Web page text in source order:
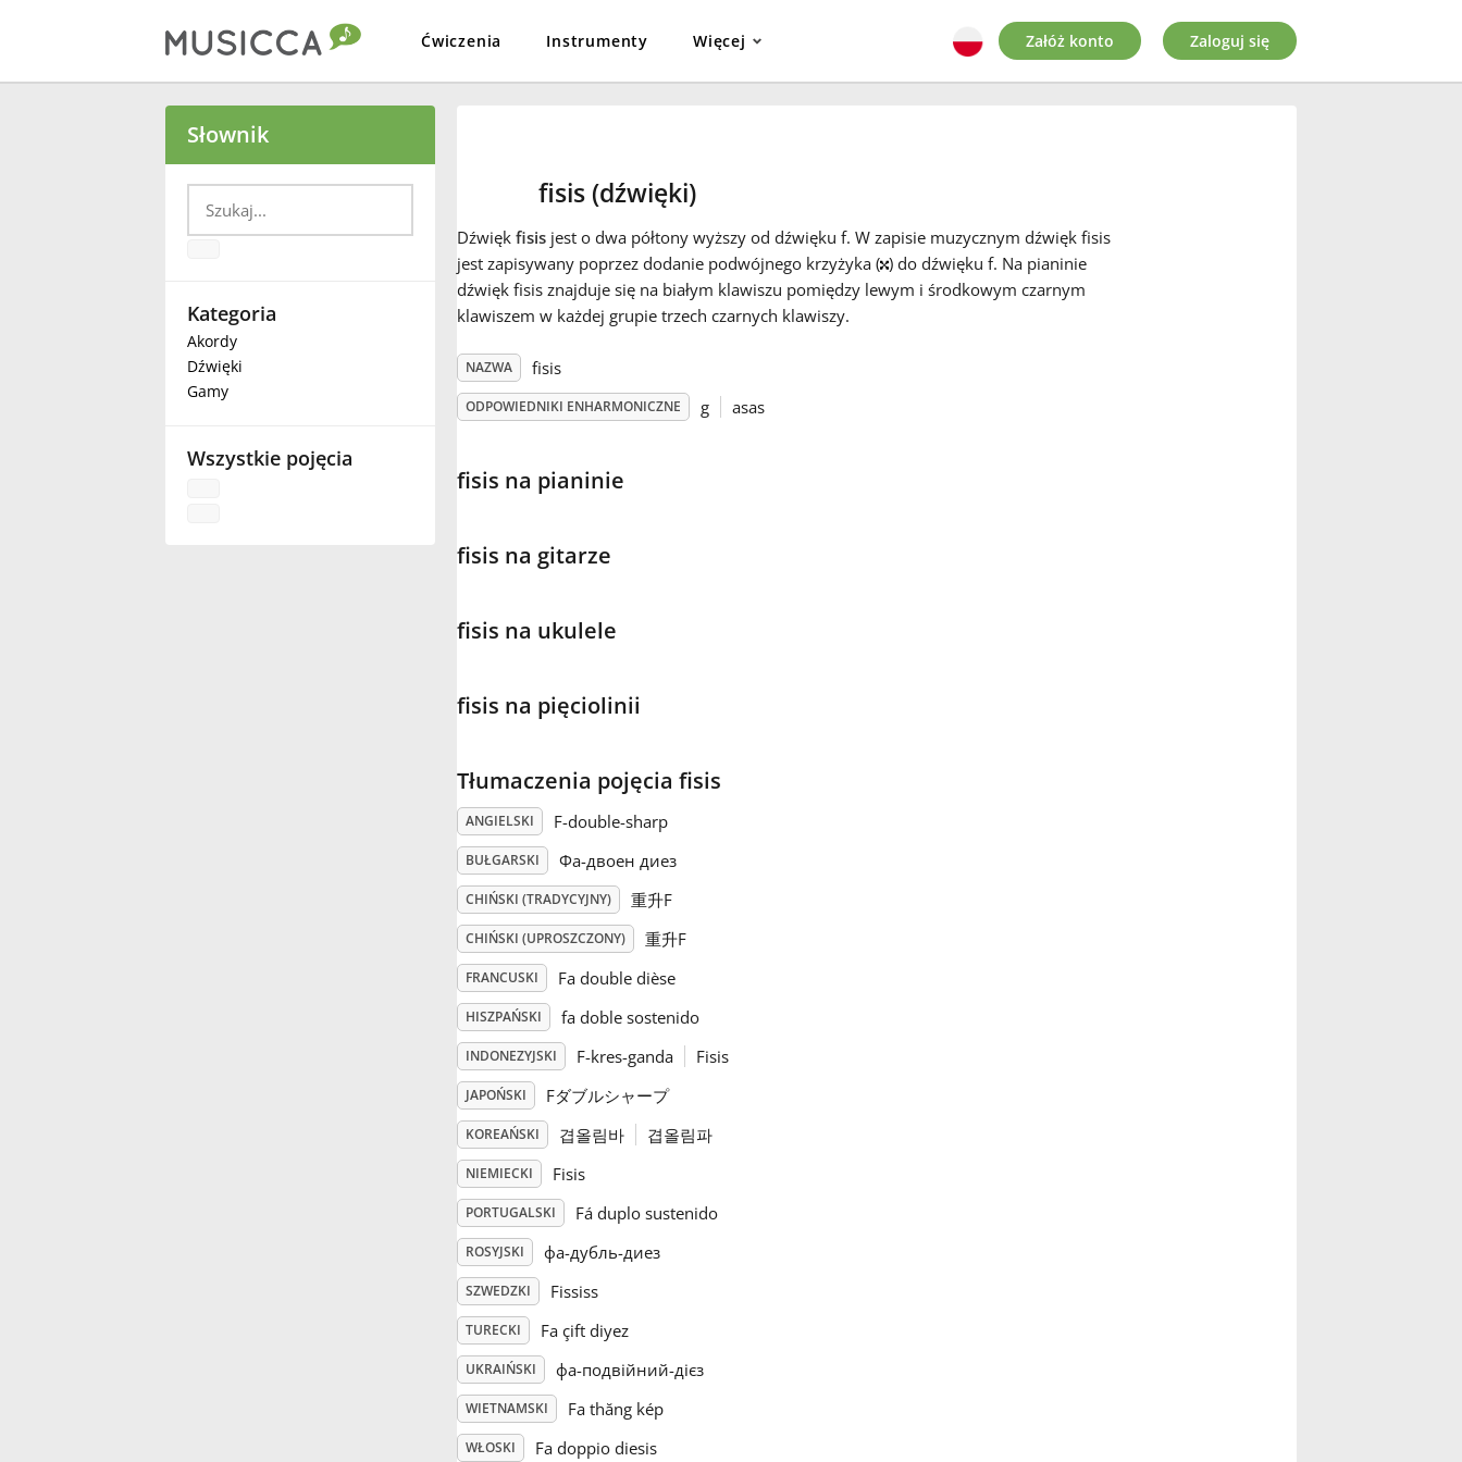
Ćwiczenia Instrumenty Więcej
Български
Deutsch
English
Español
Załóż konto Zaloguj się
Słownik
Kategoria
Akordy
Dźwięki
Gamy
Wszystkie pojęcia
fisis (dźwięki)
Dźwięk fisisjest o dwa półtony wyższy od dźwięku f. W zapisie muzycznym dźwięk fisis
jest zapisywany poprzez dodanie podwójnego krzyżyka ( ) do dźwięku f. Na pianinie
dźwięk fisis znajduje się na białym klawiszu pomiędzy lewym i środkowym czarnym
klawiszem w każdej grupie trzech czarnych klawiszy.
NAZWA fisis
ODPOWIEDNIKI ENHARMONICZNE g asas
fisis na pianinie
fisis na gitarze
fisis na ukulele
fisis na pięciolinii
Tłumaczenia pojęcia fisis
ANGIELSKI F-double-sharp
BUŁGARSKI Фа-двоен диез
CHIŃSKI (TRADYCYJNY) 重升F
CHIŃSKI (UPROSZCZONY) 重升F
FRANCUSKI Fa double dièse
HISZPAŃSKI fa doble sostenido
INDONEZYJSKI F-kres-ganda Fisis
JAPOŃSKI Fダブルシャープ
KOREAŃSKI 겹올림바 겹올림파
NIEMIECKI Fisis
PORTUGALSKI Fá duplo sustenido
ROSYJSKI фа-дубль-диез
SZWEDZKI Fississ
TURECKI Fa çift diyez
UKRAIŃSKI фа-подвійний-дієз
WIETNAMSKI Fa thăng kép
WŁOSKI Fa doppio diesis